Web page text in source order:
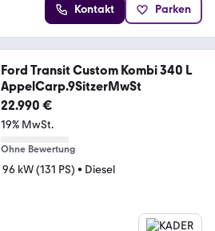
Kontakt Parken
Ford Transit Custom Kombi 340 L
AppelCarp.9SitzerMwSt
22.990 €
19% MwSt.
Ohne Bewertung
96 kW (131 PS) • Diesel